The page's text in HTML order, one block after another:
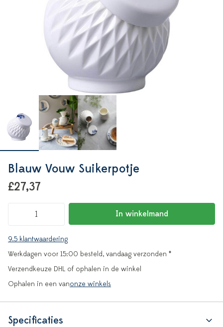
Blauw Vouw Suikerpotje
£27,37
In winkelmand
9.5 klantwaardering
Werkdagen voor 15:00 besteld, vandaag verzonden *
Verzendkeuze DHL of ophalen in de winkel
Ophalen in een vanonze winkels
Specificaties